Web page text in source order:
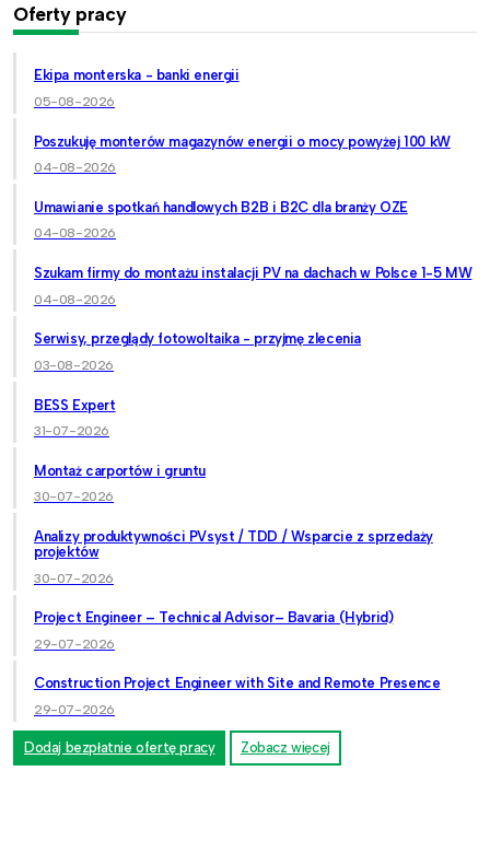
Oferty pracy
Ekipa monterska - banki energii
05-08-2026
Poszukuję monterów magazynów energii o mocy powyżej 100 kW
04-08-2026
Umawianie spotkań handlowych B2B i B2C dla branży OZE
04-08-2026
Szukam firmy do montażu instalacji PV na dachach w Polsce 1-5 MW
04-08-2026
Serwisy, przeglądy fotowoltaika - przyjmę zlecenia
03-08-2026
BESS Expert
31-07-2026
Montaż carportów i gruntu
30-07-2026
Analizy produktywności PVsyst / TDD / Wsparcie z sprzedaży
projektów
30-07-2026
Project Engineer – Technical Advisor– Bavaria (Hybrid)
29-07-2026
Construction Project Engineer with Site and Remote Presence
29-07-2026
Dodaj bezpłatnie ofertę pracy Zobacz więcej